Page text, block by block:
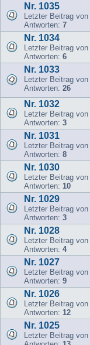
Nr. 1035
Letzter Beitrag von
Antworten: 7
Nr. 1034
Letzter Beitrag von
Antworten: 6
Nr. 1033
Letzter Beitrag von
Antworten: 26
Nr. 1032
Letzter Beitrag von
Antworten: 3
Nr. 1031
Letzter Beitrag von
Antworten: 8
Nr. 1030
Letzter Beitrag von
Antworten: 10
Nr. 1029
Letzter Beitrag von
Antworten: 3
Nr. 1028
Letzter Beitrag von
Antworten: 4
Nr. 1027
Letzter Beitrag von
Antworten: 9
Nr. 1026
Letzter Beitrag von
Antworten: 12
Nr. 1025
Letzter Beitrag von